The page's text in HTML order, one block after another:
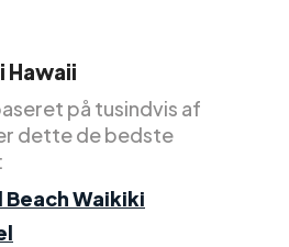
Hawaii
på tusindvis af
dette de bedste
Waikiki